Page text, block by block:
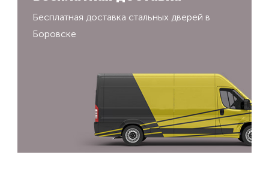
Бесплатная доставка стальных дверей в
Боровске